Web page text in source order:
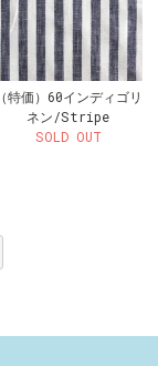
（特価）60インディゴリ
ネン/Stripe
SOLD OUT